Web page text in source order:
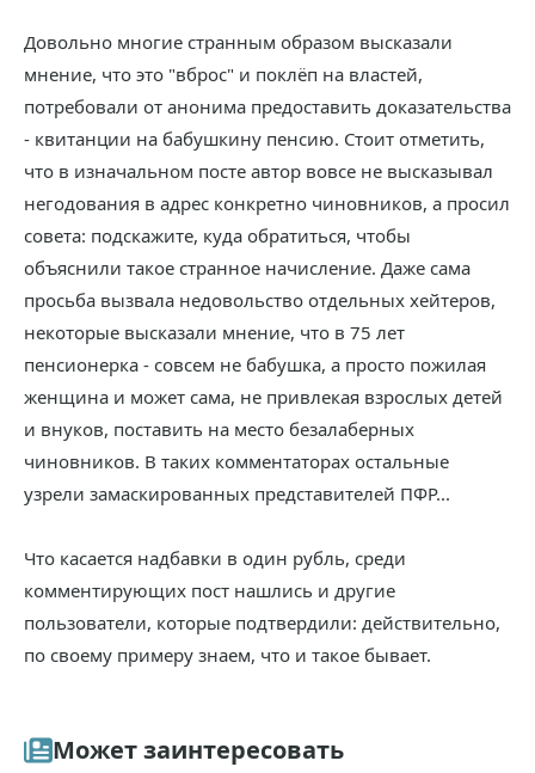
Довольно многие странным образом высказали
мнение, что это "вброс" и поклёп на властей,
потребовали от анонима предоставить доказательства
- квитанции на бабушкину пенсию. Стоит отметить,
что в изначальном посте автор вовсе не высказывал
негодования в адрес конкретно чиновников, а просил
совета: подскажите, куда обратиться, чтобы
объяснили такое странное начисление. Даже сама
просьба вызвала недовольство отдельных хейтеров,
некоторые высказали мнение, что в 75 лет
пенсионерка - совсем не бабушка, а просто пожилая
женщина и может сама, не привлекая взрослых детей
и внуков, поставить на место безалаберных
чиновников. В таких комментаторах остальные
узрели замаскированных представителей ПФР...
Что касается надбавки в один рубль, среди
комментирующих пост нашлись и другие
пользователи, которые подтвердили: действительно,
по своему примеру знаем, что и такое бывает.
Может заинтересовать